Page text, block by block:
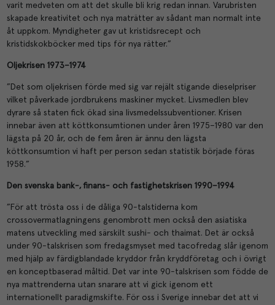
varit medveten om att det skulle bli krig redan innan. Varubristen
skapade kreativitet och nya maträtter av sådant man normalt inte
åt uppkom. Myndigheter gav ut kristidsrecept och
kristidskokböcker med tips för nya rätter.”
Oljekrisen 1973–1974
”Det som oljekrisen förde med sig var rejält stigande dieselpriser
vilket påverkade jordbrukens maskiner mycket. Livsmedlen blev
dyrare så staten fick ökad sina livsmedelssubventioner. Krisen
innebar även att köttkonsumtionen under åren 1975–1980 var den
lägsta på 20 år, och de fem åren är ännu den lägsta
köttkonsumtion vi haft per person sedan statistik började föras
1958.”
Den svenska bank-, finans- och fastighetskrisen 1990–1994
”För att trösta oss i de dåliga 90-talstiderna kom
crossovermatlagningens genombrott men också den asiatiska
matens utveckling med särskilt sushi- och thaimat. Det är också
under 90-talskrisen som fredagsmyset med tacofredag slår igenom
med hjälp av färdigblandade kryddor från kryddföretag och i övrigt
en konceptbaserad måltid. Det var inte 90-talskrisen som födde de
nya mattrenderna utan snarare att vi gick igenom ett
internationellt paradigmskifte. För oss i Sverige innebar det att vi